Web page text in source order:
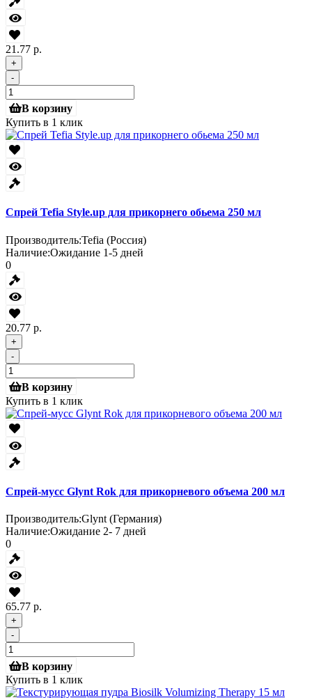
21.77 р.
+
-
В корзину
Купить в 1 клик
Спрей Tefia Style.up для прикорнего обьема 250 мл
Производитель:Tefia (Россия)
Наличие:Ожидание 1-5 дней
0
20.77 р.
+
-
В корзину
Купить в 1 клик
Спрей-мусс Glynt Rok для прикорневого объема 200 мл
Производитель:Glynt (Германия)
Наличие:Ожидание 2- 7 дней
0
65.77 р.
+
-
В корзину
Купить в 1 клик